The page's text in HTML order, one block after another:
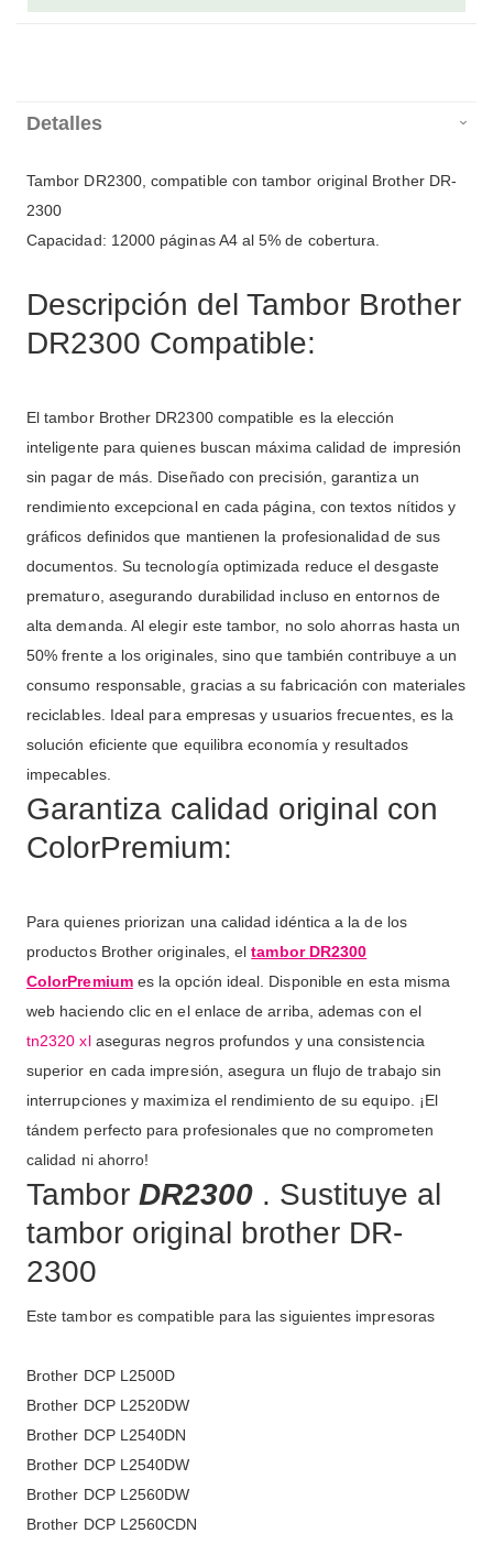
Detalles
Tambor DR2300, compatible con tambor original Brother DR-
2300
Capacidad: 12000 páginas A4 al 5% de cobertura.
Descripción del Tambor Brother
DR2300 Compatible:
El tambor Brother DR2300 compatible es la elección
inteligente para quienes buscan máxima calidad de impresión
sin pagar de más. Diseñado con precisión, garantiza un
rendimiento excepcional en cada página, con textos nítidos y
gráficos definidos que mantienen la profesionalidad de sus
documentos. Su tecnología optimizada reduce el desgaste
prematuro, asegurando durabilidad incluso en entornos de
alta demanda. Al elegir este tambor, no solo ahorras hasta un
50% frente a los originales, sino que también contribuye a un
consumo responsable, gracias a su fabricación con materiales
reciclables. Ideal para empresas y usuarios frecuentes, es la
solución eficiente que equilibra economía y resultados
impecables.
Garantiza calidad original con
ColorPremium:
Para quienes priorizan una calidad idéntica a la de los
productos Brother originales, eltambor DR2300
ColorPremiumes la opción ideal. Disponible en esta misma
web haciendo clic en el enlace de arriba, ademas con el
tn2320 xlaseguras negros profundos y una consistencia
superior en cada impresión, asegura un flujo de trabajo sin
interrupciones y maximiza el rendimiento de su equipo. ¡El
tándem perfecto para profesionales que no comprometen
calidad ni ahorro!
Tambor DR2300 . Sustituye al
tambor original brother DR-
2300
Este tambor es compatible para las siguientes impresoras
Brother DCP L2500D
Brother DCP L2520DW
Brother DCP L2540DN
Brother DCP L2540DW
Brother DCP L2560DW
Brother DCP L2560CDN